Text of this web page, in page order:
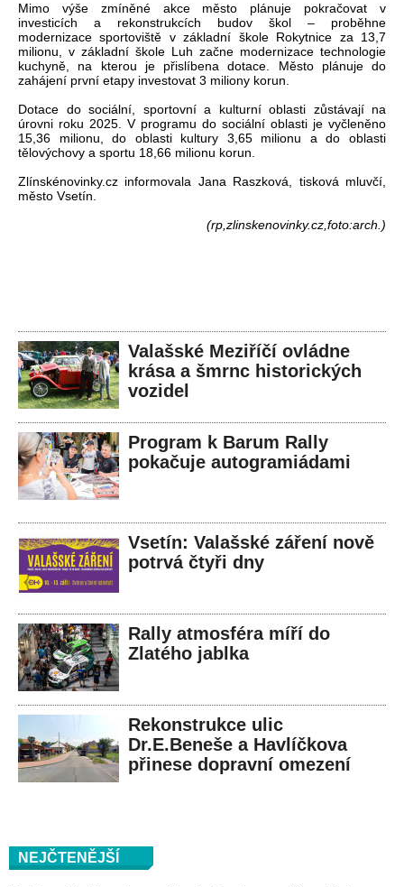
Mimo výše zmíněné akce město plánuje pokračovat v
investicích a rekonstrukcích budov škol – proběhne
modernizace sportoviště v základní škole Rokytnice za 13,7
milionu, v základní škole Luh začne modernizace technologie
kuchyně, na kterou je přislíbena dotace. Město plánuje do
zahájení první etapy investovat 3 miliony korun.
Dotace do sociální, sportovní a kulturní oblasti zůstávají na
úrovni roku 2025. V programu do sociální oblasti je vyčleněno
15,36 milionu, do oblasti kultury 3,65 milionu a do oblasti
tělovýchovy a sportu 18,66 milionu korun.
Zlínskénovinky.cz informovala Jana Raszková, tisková mluvčí,
město Vsetín.
(rp,zlinskenovinky.cz,foto:arch.)
Valašské Meziříčí ovládne
krása a šmrnc historických
vozidel
Program k Barum Rally
pokačuje autogramiádami
Vsetín: Valašské záření nově
potrvá čtyři dny
Rally atmosféra míří do
Zlatého jablka
Rekonstrukce ulic
Dr.E.Beneše a Havlíčkova
přinese dopravní omezení
NEJČTENĚJŠÍ